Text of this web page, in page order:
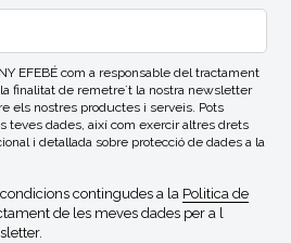
EFEBÉ com a responsable del tractament
finalitat de remetre´t la nostra newsletter
els nostres productes i serveis. Pots
teves dades, així com exercir altres drets
i detallada sobre protecció de dades a la
contingudes a la Politica de
de les meves dades per a l